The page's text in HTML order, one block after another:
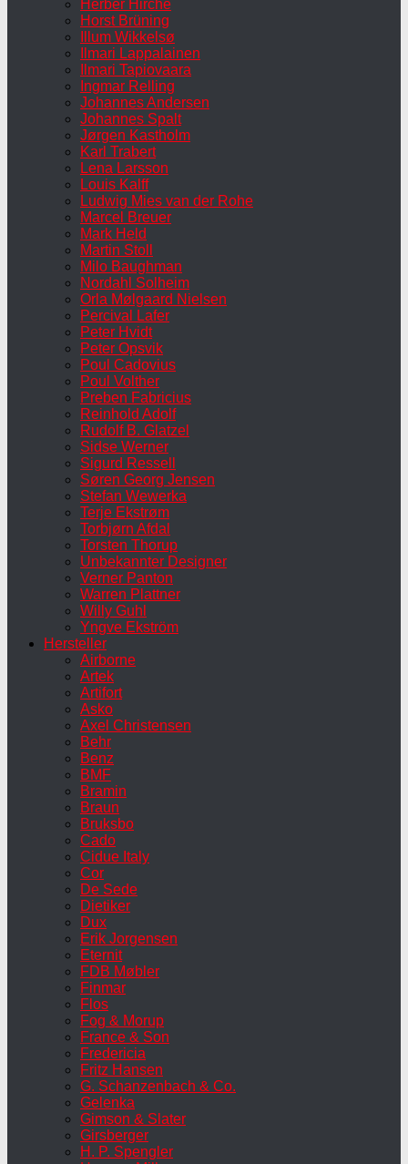
Herber Hirche
Horst Brüning
Illum Wikkelsø
Ilmari Lappalainen
Ilmari Tapiovaara
Ingmar Relling
Johannes Andersen
Johannes Spalt
Jørgen Kastholm
Karl Trabert
Lena Larsson
Louis Kalff
Ludwig Mies van der Rohe
Marcel Breuer
Mark Held
Martin Stoll
Milo Baughman
Nordahl Solheim
Orla Mølgaard Nielsen
Percival Lafer
Peter Hvidt
Peter Opsvik
Poul Cadovius
Poul Volther
Preben Fabricius
Reinhold Adolf
Rudolf B. Glatzel
Sidse Werner
Sigurd Ressell
Søren Georg Jensen
Stefan Wewerka
Terje Ekstrøm
Torbjørn Afdal
Torsten Thorup
Unbekannter Designer
Verner Panton
Warren Plattner
Willy Guhl
Yngve Ekström
Hersteller
Airborne
Artek
Artifort
Asko
Axel Christensen
Behr
Benz
BMF
Bramin
Braun
Bruksbo
Cado
Cidue Italy
Cor
De Sede
Dietiker
Dux
Erik Jorgensen
Eternit
FDB Møbler
Finmar
Flos
Fog & Morup
France & Son
Fredericia
Fritz Hansen
G. Schanzenbach & Co.
Gelenka
Gimson & Slater
Girsberger
H. P. Spengler